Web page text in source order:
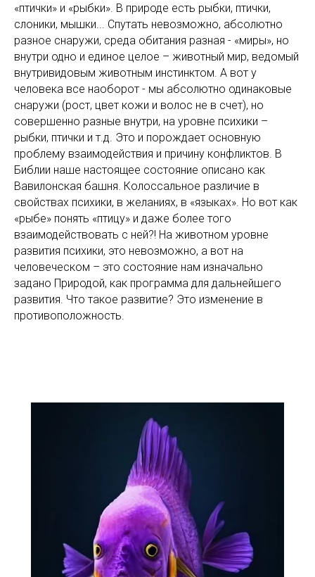
«птички» и «рыбки». В природе есть рыбки, птички,
слоники, мышки... Спутать невозможно, абсолютно
разное снаружи, среда обитания разная - «миры», но
внутри одно и единое целое – животный мир, ведомый
внутривидовым животным инстинктом. А вот у
человека все наоборот - мы абсолютно одинаковые
снаружи (рост, цвет кожи и волос не в счет), но
совершенно разные внутри, на уровне психики –
рыбки, птички и т.д. Это и порождает основную
проблему взаимодействия и причину конфликтов. В
Библии наше настоящее состояние описано как
Вавилонская башня. Колоссальное различие в
свойствах психики, в желаниях, в «языках». Но вот как
«рыбе» понять «птицу» и даже более того
взаимодействовать с ней?! На животном уровне
развития психики, это невозможно, а вот на
человеческом – это состояние нам изначально
задано Природой, как программа для дальнейшего
развития. Что такое развитие? Это изменение в
противоположность.